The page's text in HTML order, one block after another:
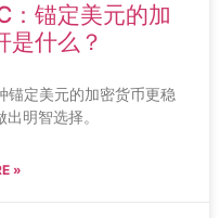
：锚定美元的加
是什么？
锚定美元的加密货币更稳
明智选择。
»